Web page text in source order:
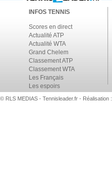
INFOS TENNIS
Scores en direct
Actualité ATP
Actualité WTA
Grand Chelem
Classement ATP
Classement WTA
Les Français
Les espoirs
© RLS MEDIAS - Tennisleader.fr - Réalisation :